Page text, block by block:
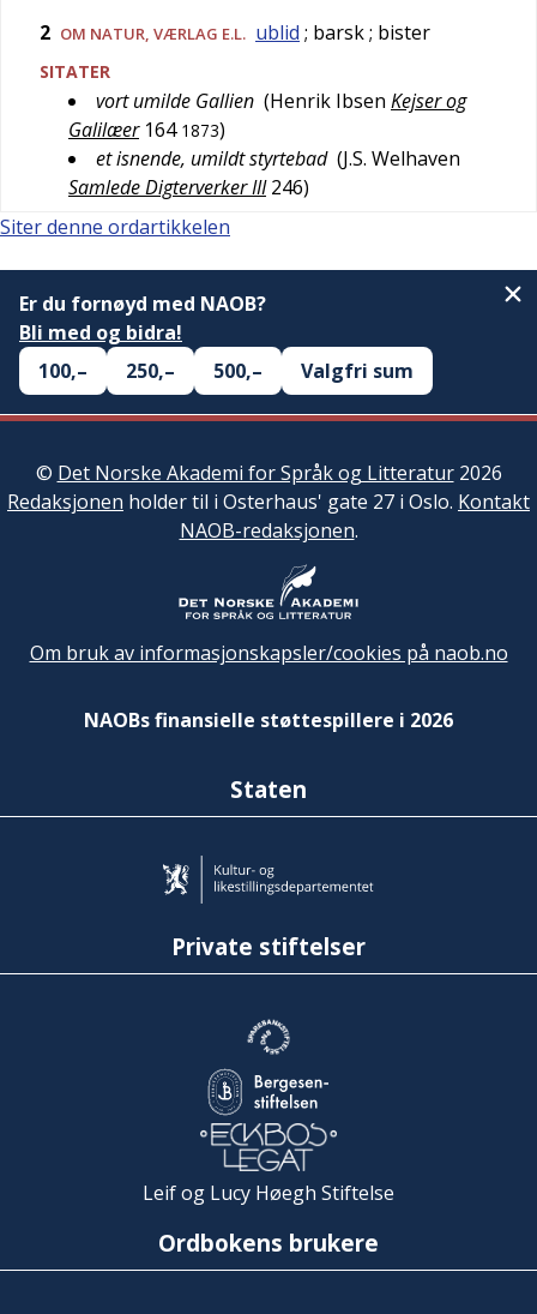
2 OM NATUR, VÆRLAG E.L. ublid ; barsk; bister
SITATER
vort umilde Gallien (Henrik Ibsen Kejser og
Galilæer 164 1873)
et isnende, umildt styrtebad (J.S. Welhaven
Samlede Digterverker III 246)
Siter denne ordartikkelen
Er du fornøyd med NAOB?
Bli med og bidra!
100,–
250,– 500,– Valgfri sum
© Det Norske Akademi for Språk og Litteratur2026
Redaksjonen holder til i Osterhaus' gate 27 i Oslo. Kontakt
NAOB-redaksjonen.
Om bruk av informasjonskapsler/cookies på naob.no
NAOBs finansielle støttespillere i 2026
Staten
Private stiftelser
Leif og Lucy Høegh Stiftelse
Ordbokens brukere